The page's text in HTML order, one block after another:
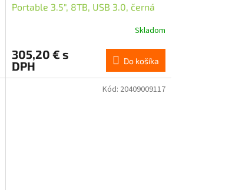
Portable 3.5", 8TB, USB 3.0, černá
Skladom
305,20 € s
DPH
Do košíka
Kód: 20409009117